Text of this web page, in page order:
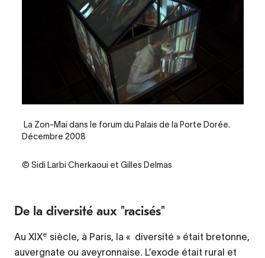
Legende
La Zon-Mai dans le forum du Palais de la Porte Dorée.
Décembre 2008
Credit
© Sidi Larbi Cherkaoui et Gilles Delmas
De la diversité aux "racisés"
Au XIXe siècle, à Paris, la « diversité » était bretonne,
auvergnate ou aveyronnaise. L’exode était rural et